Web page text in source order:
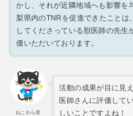
かし、それが近隣地域へも影響を
梨県内のTNRを促進できたことは
してくださっている獣医師の先生
価いただいております。
ねこわら君
活動の成果が目に見
医師さんに評価して
しいことですよね！